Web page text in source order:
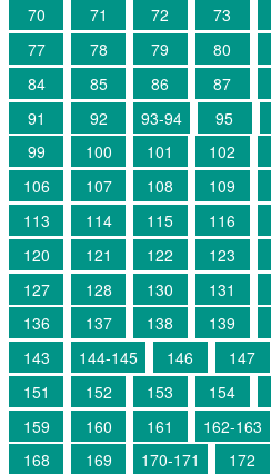
70
71 72 73
77
78 79 80
84
85 86 87
91
92 93-94 95
99
100 101 102
106
107 108 109
113
114 115 116
120
121 122 123
127
128 130 131
136
137 138 139
143
144-145 146 147
151
152 153 154
159
160 161 162-163
168
169 170-171 172